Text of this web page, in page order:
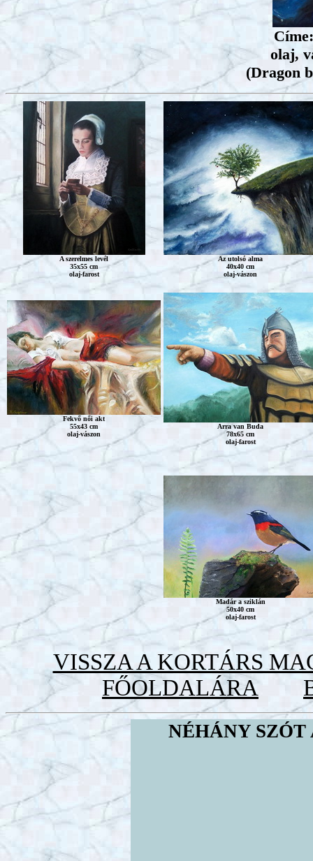
olaj,
(Dragon
A szerelmes levél
35x55 cm
olaj-farost
Az utolsó alma
40x40 cm
olaj-vászon
Fekvő női akt
55x43 cm
olaj-vászon
Arra van Buda
78x65 cm
olaj-farost
Madár a sziklán
50x40 cm
olaj-farost
VISSZA A KORTÁRS
FŐOLDALÁRA
NÉHÁNY SZÓT